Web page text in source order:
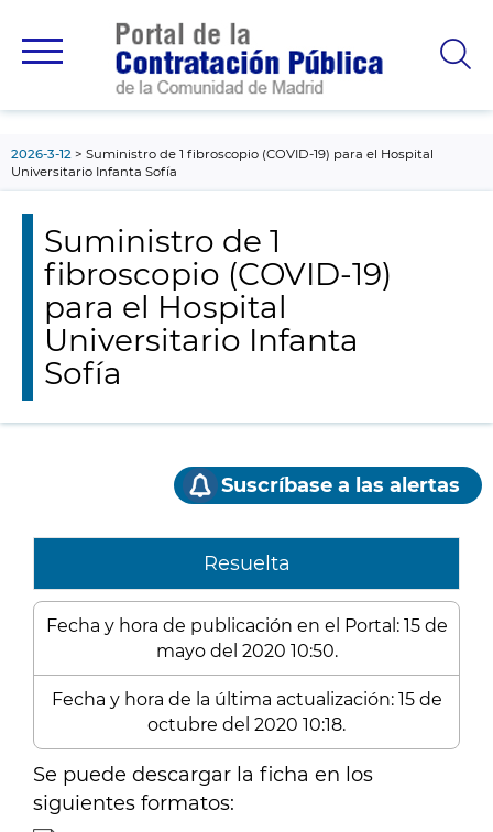
principal
2026-3-12
Suministro de 1 fibroscopio (COVID-19) para el Hospital
Universitario Infanta Sofía
Suministro de 1
fibroscopio (COVID-19)
para el Hospital
Universitario Infanta
Sofía
Suscríbase a las alertas
Resuelta
Fecha y hora de publicación en el Portal: 15 de
mayo del 2020 10:50.
Fecha y hora de la última actualización: 15 de
octubre del 2020 10:18.
Se puede descargar la ficha en los
siguientes formatos: